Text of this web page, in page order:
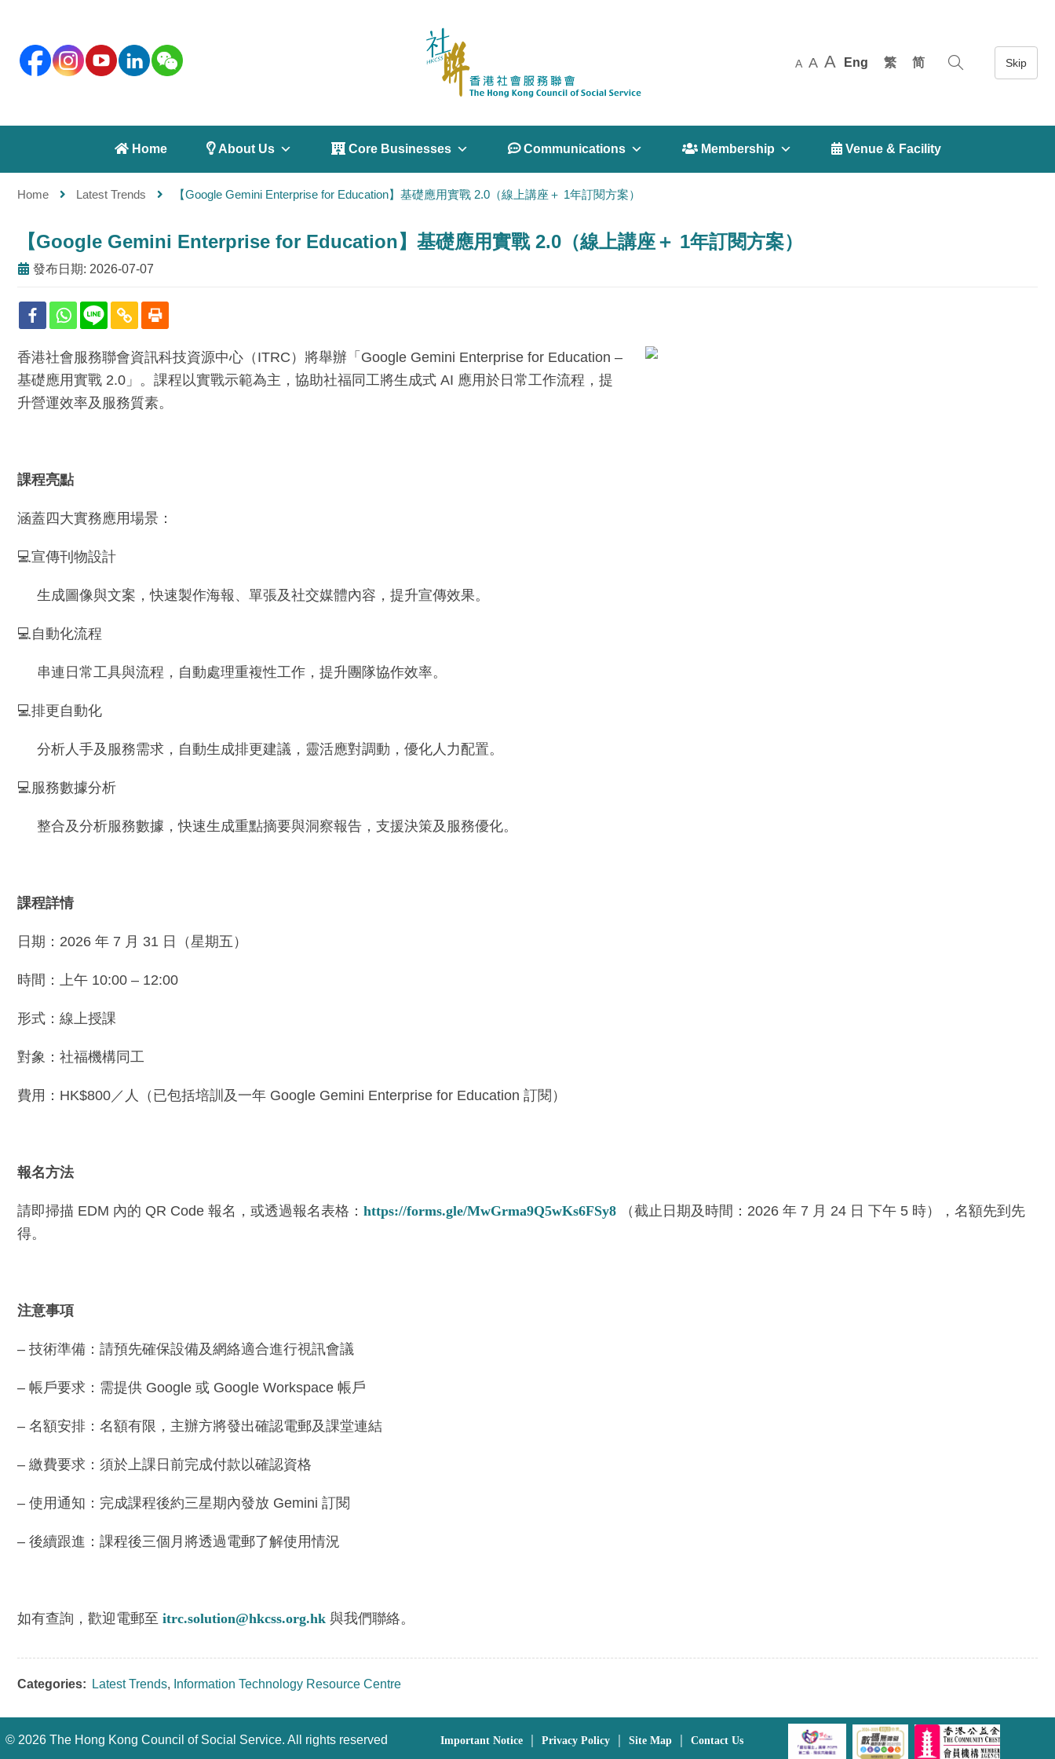
A A A Eng 繁 简
 Home  About Us  Core Businesses  Communications  Membership  Venue & Facility
Home Latest Trends 【Google Gemini Enterprise for Education】基礎應用實戰 2.0（線上講座＋ 1年訂閱方案）
【Google Gemini Enterprise for Education】基礎應用實戰 2.0（線上講座＋ 1年訂閱方案）
發布日期: 2026-07-07
香港社會服務聯會資訊科技資源中心（ITRC）將舉辦「Google Gemini Enterprise for Education –
基礎應用實戰 2.0」。課程以實戰示範為主，協助社福同工將生成式 AI 應用於日常工作流程，提
升營運效率及服務質素。
課程亮點
涵蓋四大實務應用場景：
💻宣傳刊物設計
生成圖像與文案，快速製作海報、單張及社交媒體內容，提升宣傳效果。
💻自動化流程
串連日常工具與流程，自動處理重複性工作，提升團隊協作效率。
💻排更自動化
分析人手及服務需求，自動生成排更建議，靈活應對調動，優化人力配置。
💻服務數據分析
整合及分析服務數據，快速生成重點摘要與洞察報告，支援決策及服務優化。
課程詳情
日期：2026 年 7 月 31 日（星期五）
時間：上午 10:00 – 12:00
形式：線上授課
對象：社福機構同工
費用：HK$800／人（已包括培訓及一年 Google Gemini Enterprise for Education 訂閱）
報名方法
請即掃描 EDM 內的 QR Code 報名，或透過報名表格： https://forms.gle/MwGrma9Q5wKs6FSy8 （截止日期及時間：2026 年 7 月 24 日 下午 5 時），名額先到先
得。
注意事項
– 技術準備：請預先確保設備及網絡適合進行視訊會議
– 帳戶要求：需提供 Google 或 Google Workspace 帳戶
– 名額安排：名額有限，主辦方將發出確認電郵及課堂連結
– 繳費要求：須於上課日前完成付款以確認資格
– 使用通知：完成課程後約三星期內發放 Gemini 訂閱
– 後續跟進：課程後三個月將透過電郵了解使用情況
如有查詢，歡迎電郵至 itrc.solution@hkcss.org.hk 與我們聯絡。
Categories: Latest Trends, Information Technology Resource Centre
© 2026 The Hong Kong Council of Social Service. All rights reserved Important Notice ｜Privacy Policy ｜Site Map ｜Contact Us